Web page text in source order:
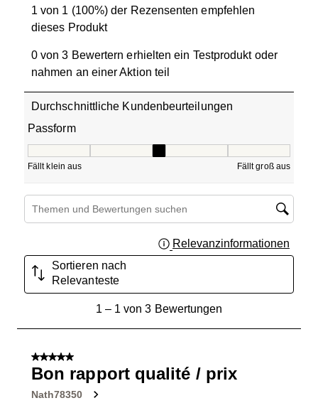
1 von 1 (100%) der Rezensenten empfehlen
dieses Produkt
0 von 3 Bewertern erhielten ein Testprodukt oder
nahmen an einer Aktion teil
Durchschnittliche Kundenbeurteilungen
Passform
Fällt klein aus Fällt groß aus
Suchthemen und Bewertungen Suchregion
Relevanzinformationen
Sortieren nach
Relevanteste
von
Bewertungen.
1– 1 von 3 Bewertungen
5 von 5 Sternen.
Bon rapport qualité / prix
Nath78350